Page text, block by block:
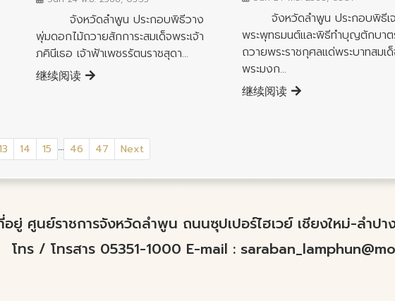
จังหวัดลำพูน ประกอบพิธีวาง
พุ่มดอกไม้ถวายสักการะสมเด็จพระเจ้า
ภคินีเธอ เจ้าฟ้าเพชรรัตนราชสุดา...
继续阅读
จังหวัดลำพูน ประกอบพิธีเ
พระพุทธมนต์และพิธีทำบุญตักบาต
ถวายพระราชกุศลแด่พระบาทสมเ
พระมงก...
继续阅读
14 15 ... 46 47 Next
ยู่ ศูนย์ราชการจังหวัดลำพูน ถนนซุปเปอร์ไฮเวย์ เชียงใหม่-ลำป
โทร / โทรสาร 05351-1000 E-mail :